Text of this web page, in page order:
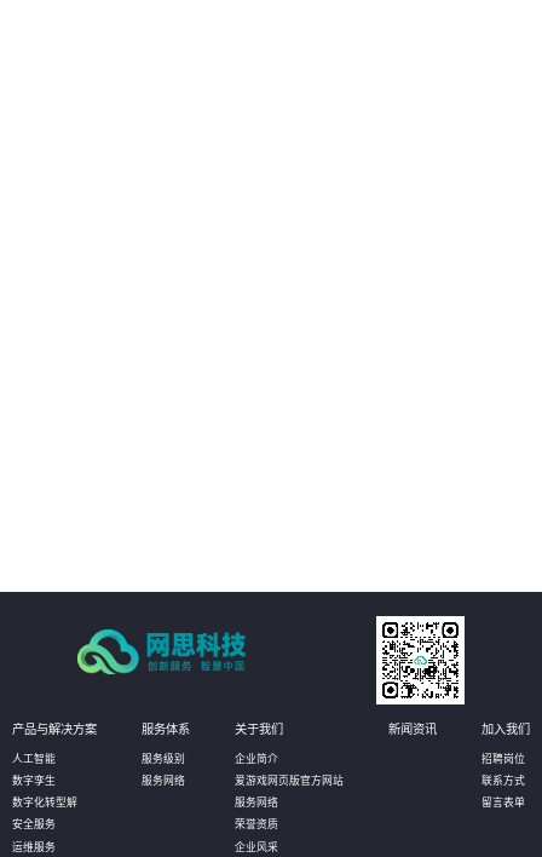
产品与解决方案
人工智能
数字孪生
数字化转型解
安全服务
运维服务
服务体系
服务级别
服务网络
关于我们
企业简介
爱游戏网页版官方网站
服务网络
荣誉资质
企业风采
新闻资讯 加入我们
招聘岗位
联系方式
留言表单